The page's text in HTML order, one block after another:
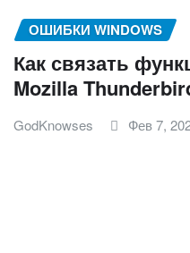
ОШИБКИ WINDOWS
Как связать
Mozilla
GodKnowses Фев 7,